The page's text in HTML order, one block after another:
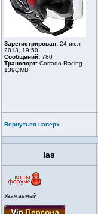
Зарегистрирован: 24 июл
2013, 19:50
Сообщений: 780
Транспорт: Corrado Racing
139QMB
Вернуться наверх
las
Уважаемый